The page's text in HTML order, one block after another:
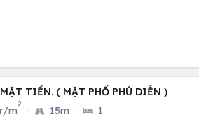
TIỀN. ( MẶT PHỐ PHÚ DIỄN )
m
2
· 15m · 1